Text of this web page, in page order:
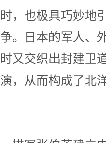
时，也极具巧妙地
争。日本的军人、
时又交织出封建卫
演，从而构成了
历史为敢立